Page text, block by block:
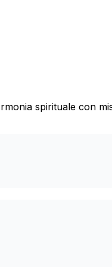
spirituale con